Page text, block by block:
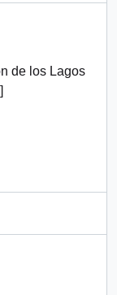
de los Lagos